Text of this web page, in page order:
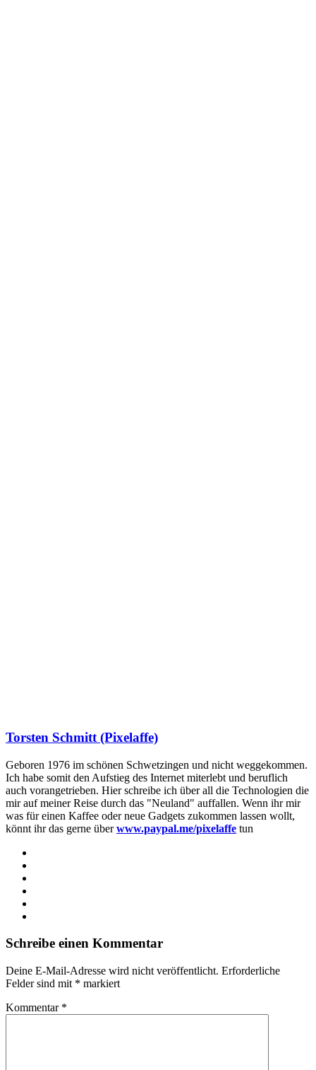
Torsten Schmitt (Pixelaffe)
Geboren 1976 im schönen Schwetzingen und nicht weggekommen.
Ich habe somit den Aufstieg des Internet miterlebt und beruflich
auch vorangetrieben. Hier schreibe ich über all die Technologien die
mir auf meiner Reise durch das "Neuland" auffallen. Wenn ihr mir
was für einen Kaffee oder neue Gadgets zukommen lassen wollt,
könnt ihr das gerne überwww.paypal.me/pixelaffe tun
Schreibe einen Kommentar
Deine E-Mail-Adresse wird nicht veröffentlicht. Erforderliche
Felder sind mit * markiert
Kommentar *